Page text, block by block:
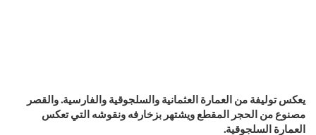
يعكس توليفة من العمارة العثمانية والسلجوقية والفارسية. والقصر
مصنوع من الحجر المقطع ويشتهر بزخارفه ونقوشه التي تعكس
العمارة السلجوقية.